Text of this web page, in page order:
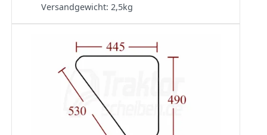
Versandgewicht: 2,5kg